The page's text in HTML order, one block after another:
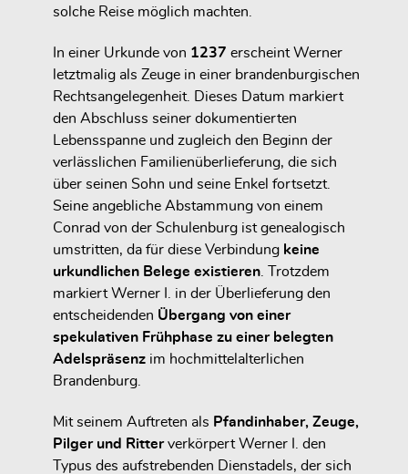
solche Reise möglich machten.
In einer Urkunde von 1237 erscheint Werner
letztmalig als Zeuge in einer brandenburgischen
Rechtsangelegenheit. Dieses Datum markiert
den Abschluss seiner dokumentierten
Lebensspanne und zugleich den Beginn der
verlässlichen Familienüberlieferung, die sich
über seinen Sohn und seine Enkel fortsetzt.
Seine angebliche Abstammung von einem
Conrad von der Schulenburg ist genealogisch
umstritten, da für diese Verbindung keine
urkundlichen Belege existieren . Trotzdem
markiert Werner I. in der Überlieferung den
entscheidenden Übergang von einer
spekulativen Frühphase zu einer belegten
Adelspräsenz im hochmittelalterlichen
Brandenburg.
Mit seinem Auftreten als Pfandinhaber, Zeuge,
Pilger und Ritterverkörpert Werner I. den
Typus des aufstrebenden Dienstadels, der sich